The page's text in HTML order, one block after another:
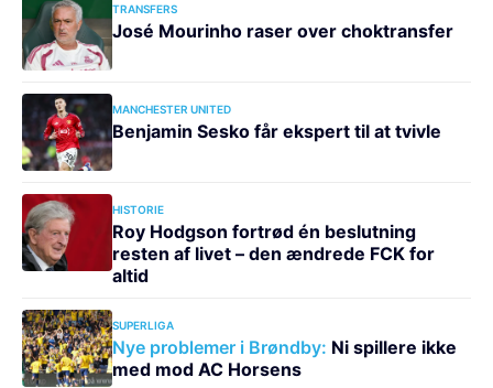
TRANSFERS
José Mourinho raser over choktransfer
MANCHESTER UNITED
Benjamin Sesko får ekspert til at tvivle
HISTORIE
Roy Hodgson fortrød én beslutning
resten af livet – den ændrede FCK for
altid
SUPERLIGA
Nye problemer i Brøndby: Ni spillere ikke
med mod AC Horsens